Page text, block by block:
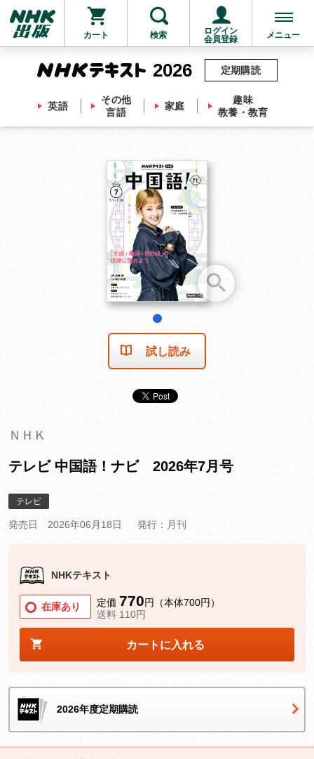
カート 検索
ログイン
会員登録
メニュー
2026
英語
その他
言語
家庭
趣味
教養・教育
定期購読
他にも商品を買う
試し読み
ＮＨＫ
テレビ 中国語！ナビ 2026年7月号
テレビ
発売日 2026年06月18日 発行：月刊
NHKテキスト
在庫あり 定価 770円（本体700円）
送料 110円
カートに入れる
2026年度定期購読